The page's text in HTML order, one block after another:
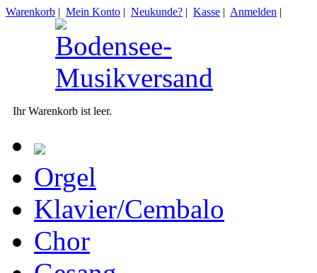
Warenkorb | Mein Konto | Neukunde? | Kasse | Anmelden |
Ihr Warenkorb ist leer.
Orgel
Klavier/Cembalo
Chor